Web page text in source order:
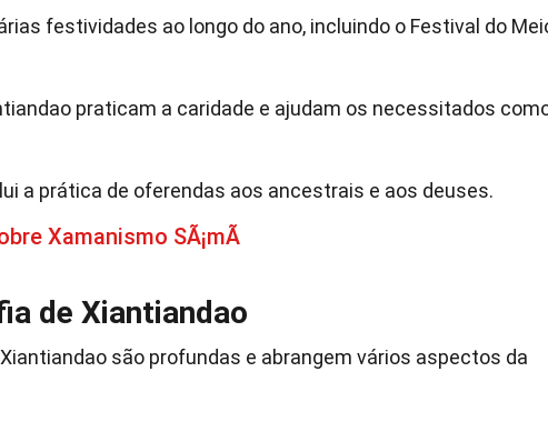
festividades ao longo do ano, incluindo o Festival do
praticam a caridade e ajudam os necessitados
a prática de oferendas aos ancestrais e aos deuses.
Xamanismo SÃ¡mÃ­
de Xiantiandao
são profundas e abrangem vários aspectos da